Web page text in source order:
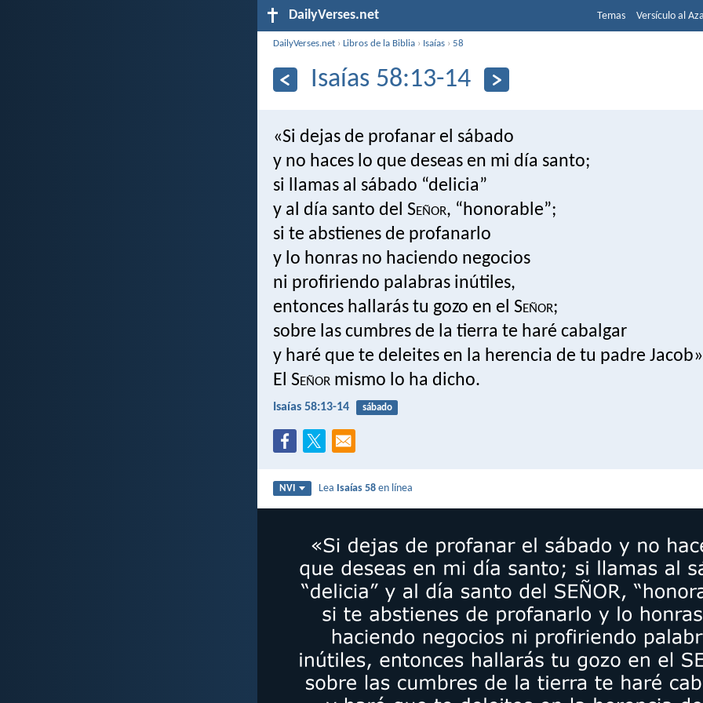
DailyVerses.net Temas Versículo al
DailyVerses.net ›Libros de la Biblia › Isaías ›58
Isaías 58:13-14
«Si dejas de profanar el sábado
y no haces lo que deseas en mi día santo;
si llamas al sábado “delicia”
y al día santo del Señor, “honorable”;
si te abstienes de profanarlo
y lo honras no haciendo negocios
ni profiriendo palabras inútiles,
entonces hallarás tu gozo en el Señor;
sobre las cumbres de la tierra te haré cabalgar
y haré que te deleites en la herencia de tu padre
El Señor mismo lo ha dicho.
Isaías 58:13-14 sábado
NVI Lea Isaías 58 en línea